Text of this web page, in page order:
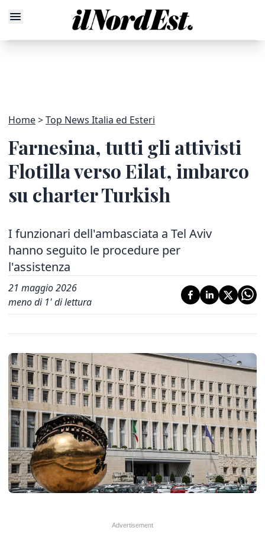
Home Top News Italia ed Esteri
Farnesina, tutti gli attivisti
Flotilla verso Eilat, imbarco
su charter Turkish
I funzionari dell'ambasciata a Tel Aviv
hanno seguito le procedure per
l'assistenza
21 maggio 2026
meno di 1' di lettura